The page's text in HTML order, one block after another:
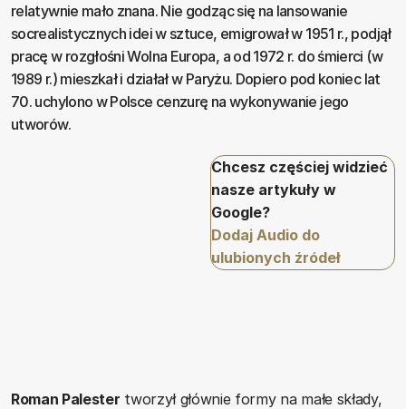
relatywnie mało znana. Nie godząc się na lansowanie
socrealistycznych idei w sztuce, emigrował w 1951 r., podjął
pracę w rozgłośni Wolna Europa, a od 1972 r. do śmierci (w
1989 r.) mieszkał i działał w Paryżu. Dopiero pod koniec lat
70. uchylono w Polsce cenzurę na wykonywanie jego
utworów.
Chcesz częściej widzieć
nasze artykuły w
Google?
Dodaj Audio do
ulubionych źródeł
Roman Palester tworzył głównie formy na małe składy,